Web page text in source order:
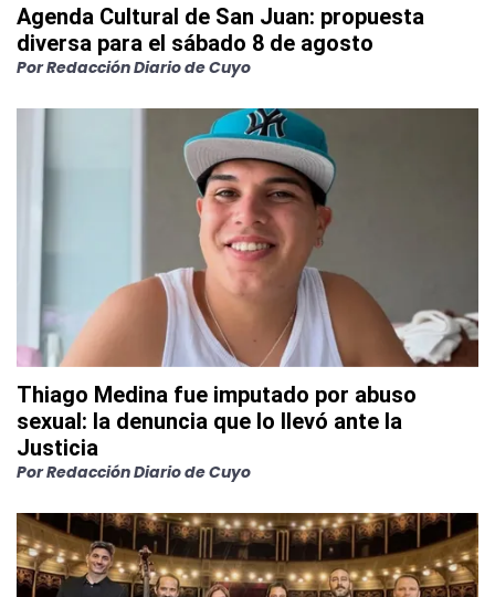
Agenda Cultural de San Juan: propuesta
diversa para el sábado 8 de agosto
PorRedacción Diario de Cuyo
Thiago Medina fue imputado por abuso
sexual: la denuncia que lo llevó ante la
Justicia
PorRedacción Diario de Cuyo